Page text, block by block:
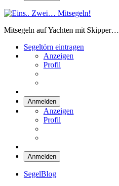
Mitsegeln auf Yachten mit Skipper…
Segeltörn eintragen
Anzeigen
Profil
Anmelden
Anzeigen
Profil
Anmelden
SegelBlog